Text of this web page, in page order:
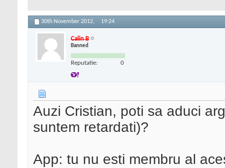
30th November 2012, 19:24
Calin B
Banned
Reputatie: 0
Auzi Cristian, poti sa aduci
suntem retardati)?
App: tu nu esti membru al